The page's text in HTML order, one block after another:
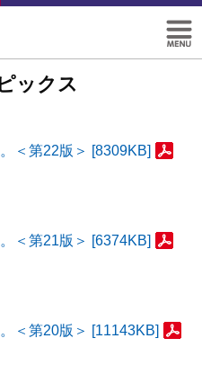
ックス
＜第22版＞ [8309KB]
＜第21版＞ [6374KB]
＜第20版＞ [11143KB]